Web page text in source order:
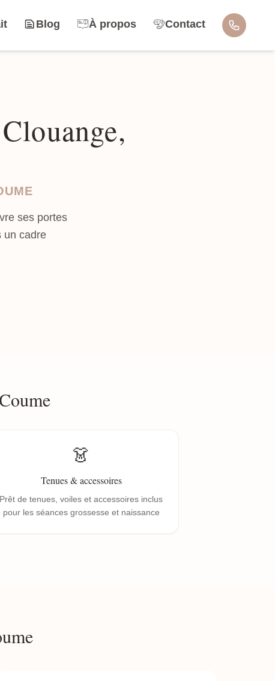
Blog À propos Contact
ses portes
un cadre
👗
Tenues & accessoires
Prêt de tenues, voiles et accessoires inclus
pour les séances grossesse et naissance